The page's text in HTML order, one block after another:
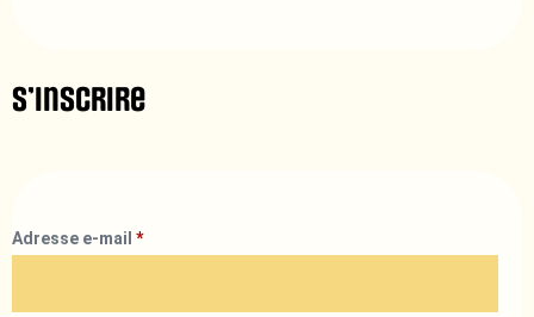
S’inscrire
Adresse e-mail *